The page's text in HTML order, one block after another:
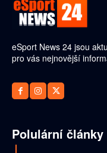
eSport News 24 jsou
pro vás nejnovější
Polulární články